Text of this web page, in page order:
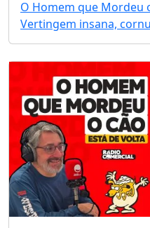
O Homem que Mordeu
Vertingem insana,